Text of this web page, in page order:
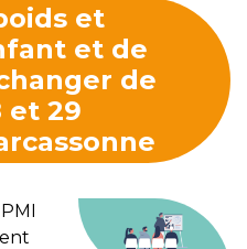
et
et de
de
et 29